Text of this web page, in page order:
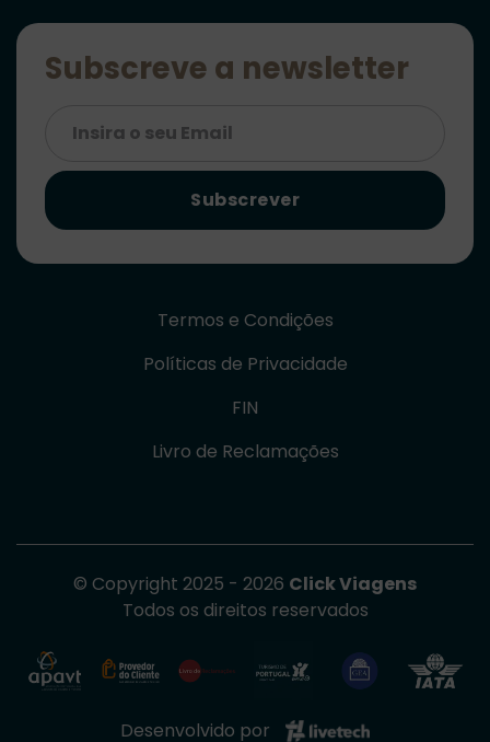
Subscreve a newsletter
Subscrever
Termos e Condições
Políticas de Privacidade
FIN
Livro de Reclamações
© Copyright 2025 - 2026 Click Viagens
Todos os direitos reservados
Desenvolvido por